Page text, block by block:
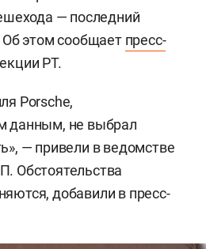
— последний
Об этом сообщает пресс-
РТ.
Porsche,
данным, не выбрал
— привели в ведомстве
Обстоятельства
добавили в пресс-